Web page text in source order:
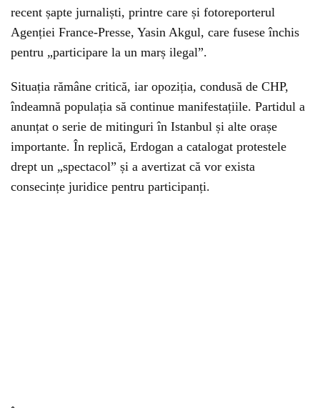
recent șapte jurnaliști, printre care și fotoreporterul
Agenției France-Presse, Yasin Akgul, care fusese închis
pentru „participare la un marș ilegal”.
Situația rămâne critică, iar opoziția, condusă de CHP,
îndeamnă populația să continue manifestațiile. Partidul a
anunțat o serie de mitinguri în Istanbul și alte orașe
importante. În replică, Erdogan a catalogat protestele
drept un „spectacol” și a avertizat că vor exista
consecințe juridice pentru participanți.